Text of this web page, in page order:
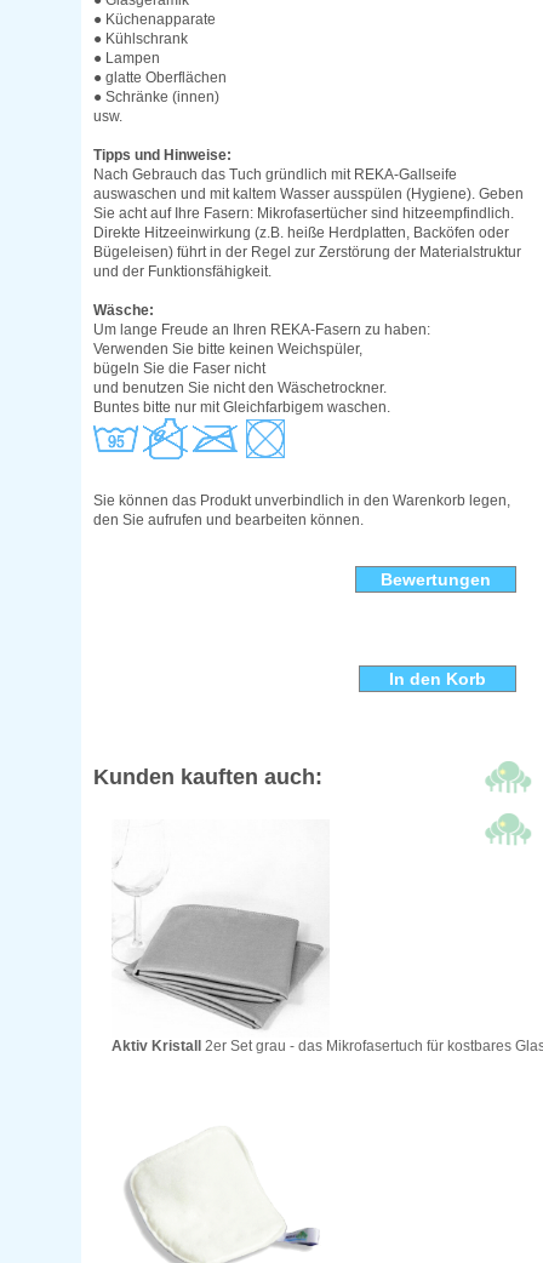
● Küchenapparate
● Kühlschrank
● Lampen
● glatte Oberflächen
● Schränke (innen)
usw.
Tipps und Hinweise:
Nach Gebrauch das Tuch gründlich mit REKA-Gallseife
auswaschen und mit kaltem Wasser ausspülen (Hygiene). Geben
Sie acht auf Ihre Fasern: Mikrofasertücher sind hitzeempfindlich.
Direkte Hitzeeinwirkung (z.B. heiße Herdplatten, Backöfen oder
Bügeleisen) führt in der Regel zur Zerstörung der Materialstruktur
und der Funktionsfähigkeit.
Wäsche:
Um lange Freude an Ihren REKA-Fasern zu haben:
Verwenden Sie bitte keinen Weichspüler,
bügeln Sie die Faser nicht
und benutzen Sie nicht den Wäschetrockner.
Buntes bitte nur mit Gleichfarbigem waschen.
Sie können das Produkt unverbindlich in den Warenkorb legen,
den Sie aufrufen und bearbeiten können.
Bewertungen
Kunden kauften auch:
Aktiv Kristall 2er Set grau - das Mikrofasertuch für kostbares